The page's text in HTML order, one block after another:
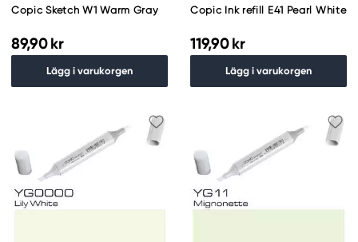
Copic Sketch W1 Warm Gray
89,90 kr
Lägg i varukorgen
Copic Ink refill E41 Pearl White
119,90 kr
Lägg i varukorgen